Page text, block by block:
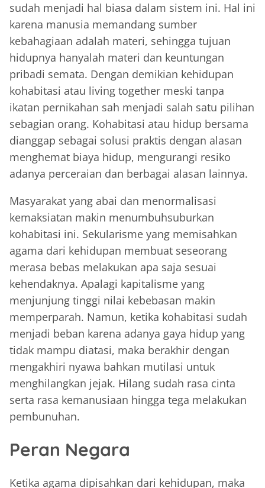
sudah menjadi hal biasa dalam sistem ini. Hal ini
karena manusia memandang sumber
kebahagiaan adalah materi, sehingga tujuan
hidupnya hanyalah materi dan keuntungan
pribadi semata. Dengan demikian kehidupan
kohabitasi atau living together meski tanpa
ikatan pernikahan sah menjadi salah satu pilihan
sebagian orang. Kohabitasi atau hidup bersama
dianggap sebagai solusi praktis dengan alasan
menghemat biaya hidup, mengurangi resiko
adanya perceraian dan berbagai alasan lainnya.
Masyarakat yang abai dan menormalisasi
kemaksiatan makin menumbuhsuburkan
kohabitasi ini. Sekularisme yang memisahkan
agama dari kehidupan membuat seseorang
merasa bebas melakukan apa saja sesuai
kehendaknya. Apalagi kapitalisme yang
menjunjung tinggi nilai kebebasan makin
memperparah. Namun, ketika kohabitasi sudah
menjadi beban karena adanya gaya hidup yang
tidak mampu diatasi, maka berakhir dengan
mengakhiri nyawa bahkan mutilasi untuk
menghilangkan jejak. Hilang sudah rasa cinta
serta rasa kemanusiaan hingga tega melakukan
pembunuhan.
Peran Negara
Ketika agama dipisahkan dari kehidupan, maka